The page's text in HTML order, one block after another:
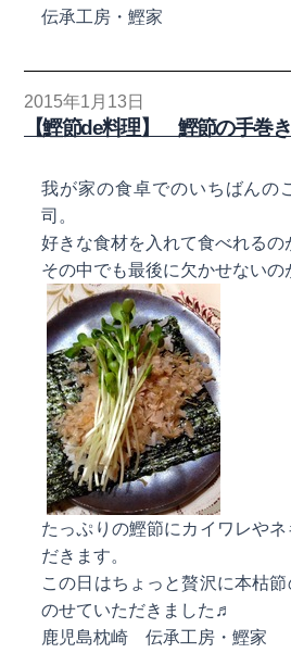
伝承工房・鰹家
2015年1月13日
【鰹節de料理】 鰹節の手巻
我が家の食卓でのいちばんの
司。
好きな食材を入れて食べれるの
その中でも最後に欠かせないの
たっぷりの鰹節にカイワレや
だきます。
この日はちょっと贅沢に本枯
のせていただきました♬
鹿児島枕崎 伝承工房・鰹家